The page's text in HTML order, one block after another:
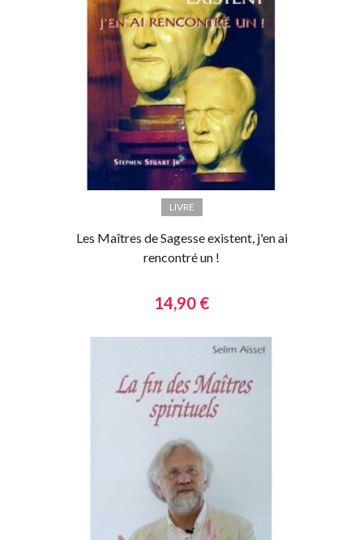
LIVRE
Les Maîtres de Sagesse existent, j'en ai
rencontré un !
14,90 €